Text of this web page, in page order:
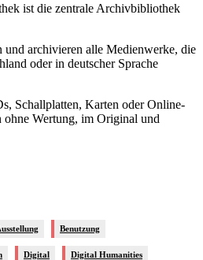
ist die zentrale Archivbibliothek
und archivieren alle Medienwerke, die
oder in deutscher Sprache
Schallplatten, Karten oder Online-
Wertung, im Original und
Benutzung
Digital Digital Humanities